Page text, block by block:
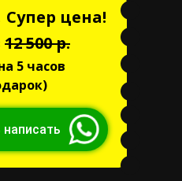
Супер цена!
написать
5 часов
12 500 р.